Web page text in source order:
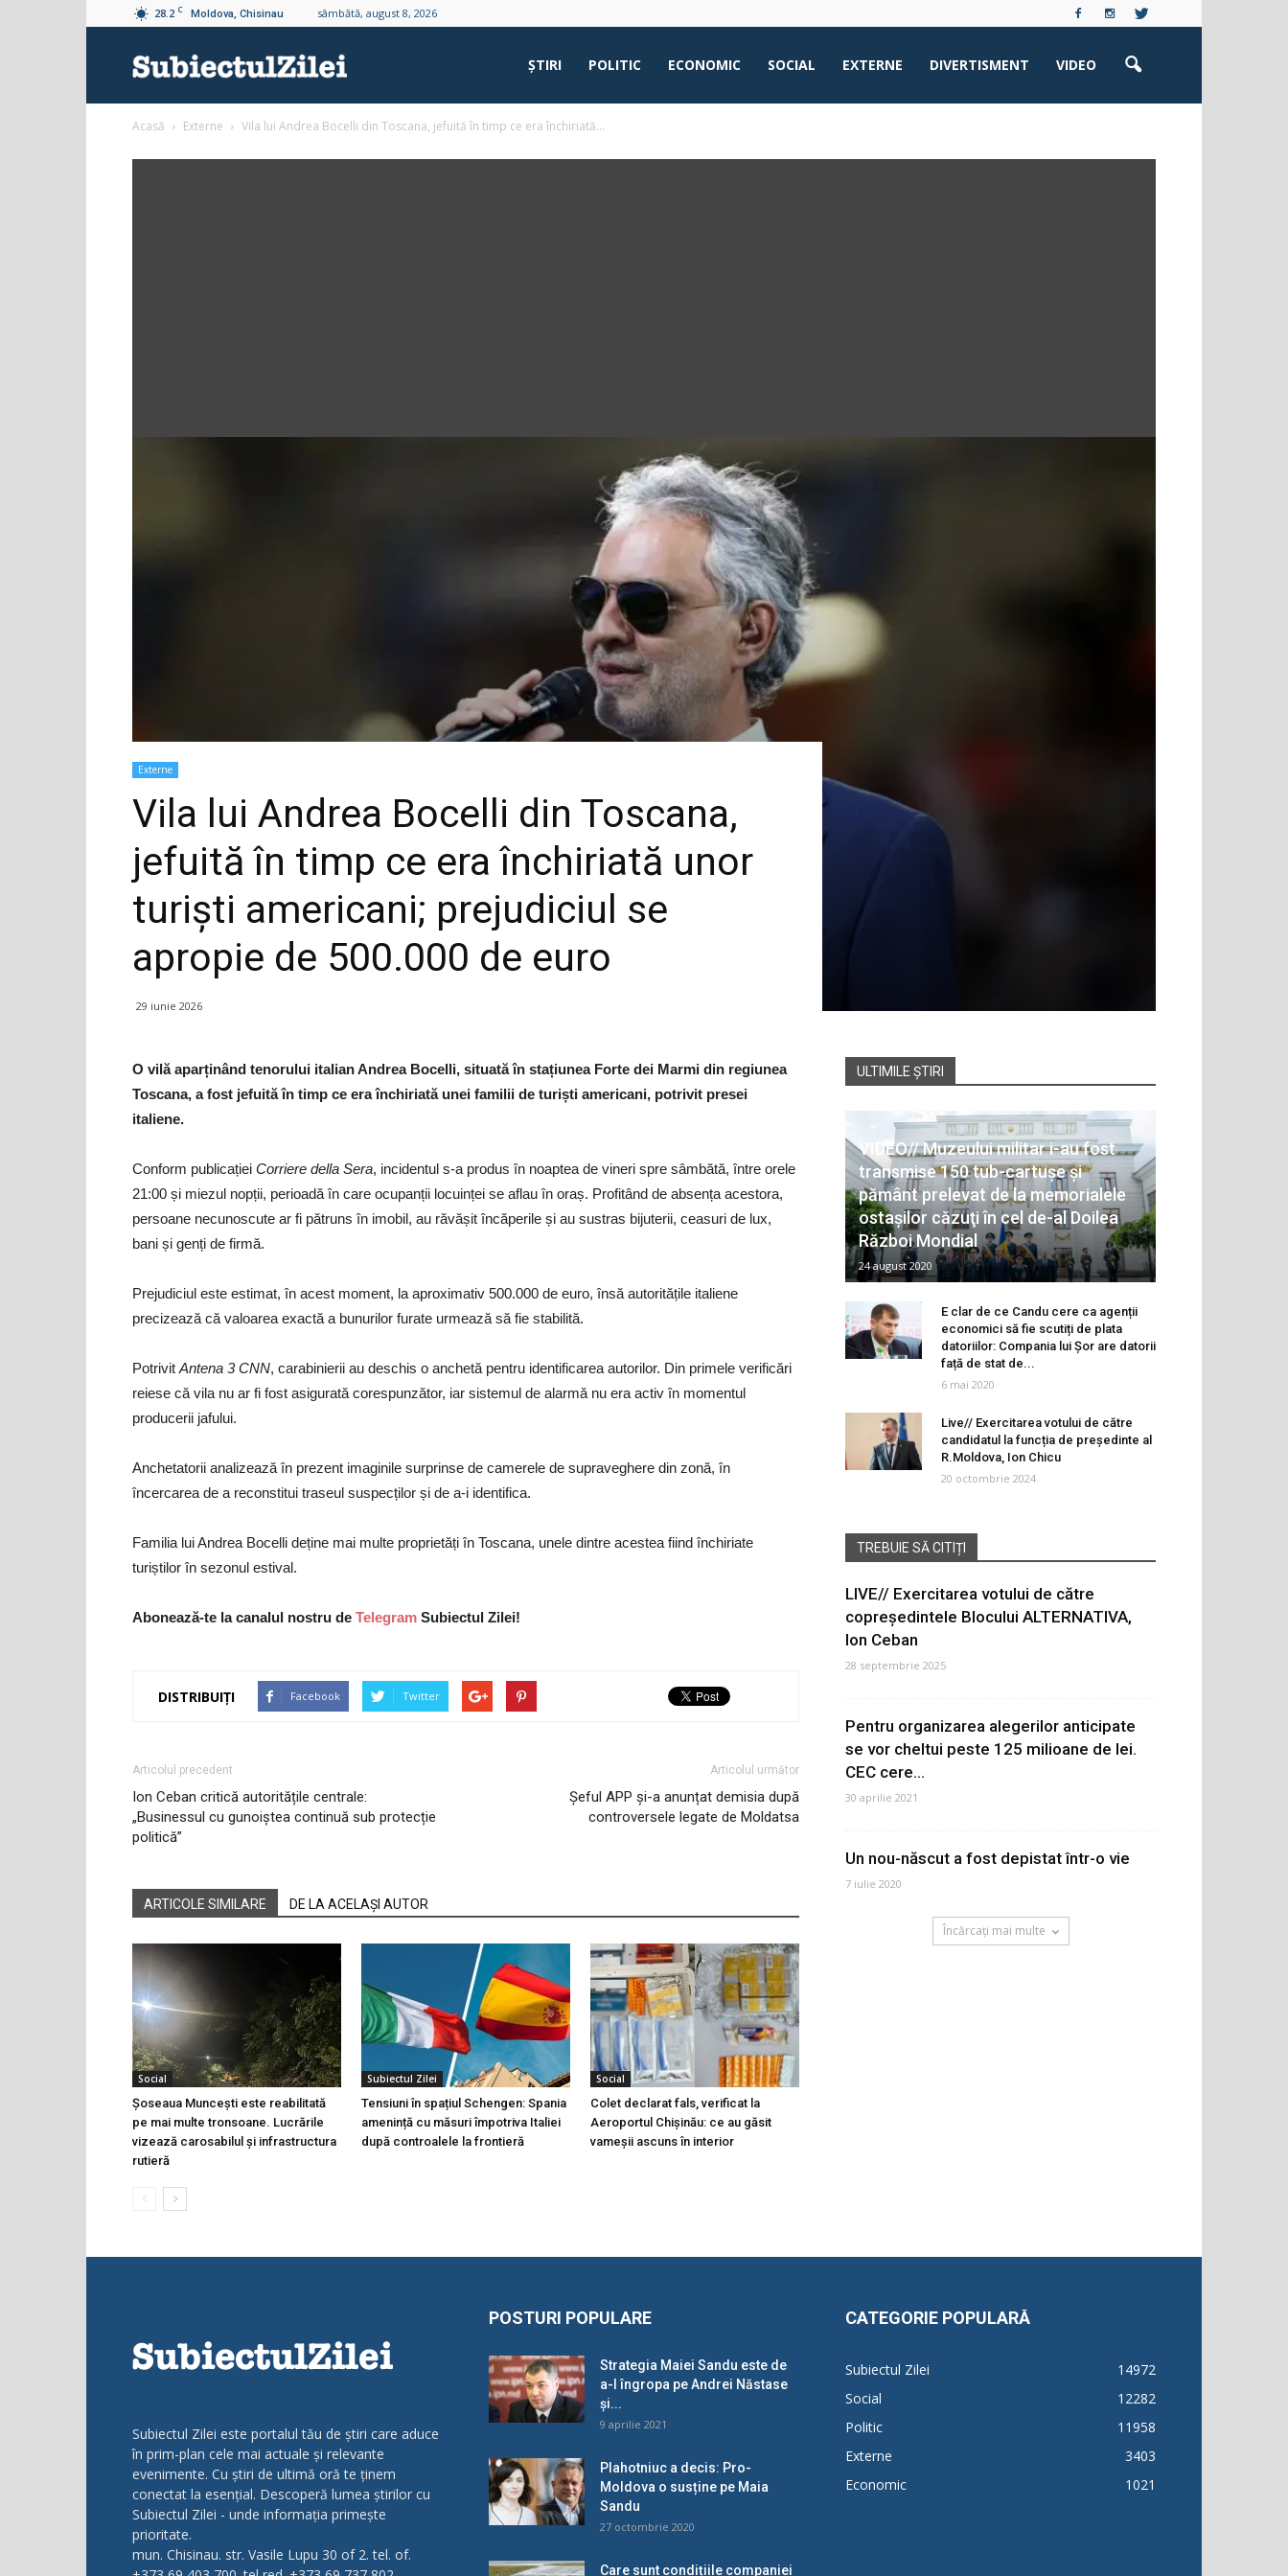
28.2 C Moldova, Chisinau sâmbătă, august 8, 2026
ŞTIRI POLITIC ECONOMIC SOCIAL EXTERNE DIVERTISMENT VIDEO
Acasă Externe Vila lui Andrea Bocelli din Toscana, jefuită în timp ce era închiriată...
Externe
Vila lui Andrea Bocelli din Toscana,
jefuită în timp ce era închiriată unor
turiști americani; prejudiciul se
apropie de 500.000 de euro
29 iunie 2026
O vilă aparținând tenorului italian Andrea Bocelli, situată în stațiunea Forte dei Marmi din regiunea
Toscana, a fost jefuită în timp ce era închiriată unei familii de turiști americani, potrivit presei
italiene.
Conform publicației Corriere della Sera, incidentul s-a produs în noaptea de vineri spre sâmbătă, între orele
21:00 și miezul nopții, perioadă în care ocupanții locuinței se aflau în oraș. Profitând de absența acestora,
persoane necunoscute ar fi pătruns în imobil, au răvășit încăperile și au sustras bijuterii, ceasuri de lux,
bani și genți de firmă.
Prejudiciul este estimat, în acest moment, la aproximativ 500.000 de euro, însă autoritățile italiene
precizează că valoarea exactă a bunurilor furate urmează să fie stabilită.
Potrivit Antena 3 CNN, carabinierii au deschis o anchetă pentru identificarea autorilor. Din primele verificări
reiese că vila nu ar fi fost asigurată corespunzător, iar sistemul de alarmă nu era activ în momentul
producerii jafului.
Anchetatorii analizează în prezent imaginile surprinse de camerele de supraveghere din zonă, în
încercarea de a reconstitui traseul suspecților și de a-i identifica.
Familia lui Andrea Bocelli deține mai multe proprietăți în Toscana, unele dintre acestea fiind închiriate
turiștilor în sezonul estival.
Abonează-te la canalul nostru de Telegram Subiectul Zilei!
DISTRIBUIȚI Facebook Twitter
Articolul precedent
Ion Ceban critică autoritățile centrale:
„Businessul cu gunoiștea continuă sub protecție
politică”
Articolul următor
Șeful APP și-a anunțat demisia după
controversele legate de Moldatsa
ARTICOLE SIMILARE DE LA ACELAȘI AUTOR
Social
Șoseaua Muncești este reabilitată
pe mai multe tronsoane. Lucrările
vizează carosabilul și infrastructura
rutieră
Subiectul Zilei
Tensiuni în spațiul Schengen: Spania
amenință cu măsuri împotriva Italiei
după controalele la frontieră
Social
Colet declarat fals, verificat la
Aeroportul Chișinău: ce au găsit
vameșii ascuns în interior
ULTIMILE ȘTIRI
VIDEO// Muzeului militar i-au fost
transmise 150 tub-cartușe și
pământ prelevat de la memorialele
ostaşilor căzuţi în cel de-al Doilea
Război Mondial
24 august 2020
E clar de ce Candu cere ca agenții
economici să fie scutiți de plata
datoriilor: Compania lui Șor are datorii
față de stat de...
6 mai 2020
Live// Exercitarea votului de către
candidatul la funcția de președinte al
R.Moldova, Ion Chicu
20 octombrie 2024
TREBUIE SĂ CITIȚI
LIVE// Exercitarea votului de către
copreședintele Blocului ALTERNATIVA,
Ion Ceban
28 septembrie 2025
Pentru organizarea alegerilor anticipate
se vor cheltui peste 125 milioane de lei.
CEC cere...
30 aprilie 2021
Un nou-născut a fost depistat într-o vie
7 iulie 2020
Încărcați mai multe
Subiectul Zilei este portalul tău de știri care aduce
în prim-plan cele mai actuale și relevante
evenimente. Cu știri de ultimă oră te ținem
conectat la esențial. Descoperă lumea știrilor cu
Subiectul Zilei - unde informația primește
prioritate.
mun. Chisinau. str. Vasile Lupu 30 of 2. tel. of.
POSTURI POPULARE
Strategia Maiei Sandu este de
a-l îngropa pe Andrei Năstase
și...
9 aprilie 2021
Plahotniuc a decis: Pro-
Moldova o susține pe Maia
Sandu
27 octombrie 2020
Care sunt condițiile companiei
CATEGORIE POPULARĂ
Subiectul Zilei
14972
Social
12282
Politic
11958
Externe
3403
Economic
1021